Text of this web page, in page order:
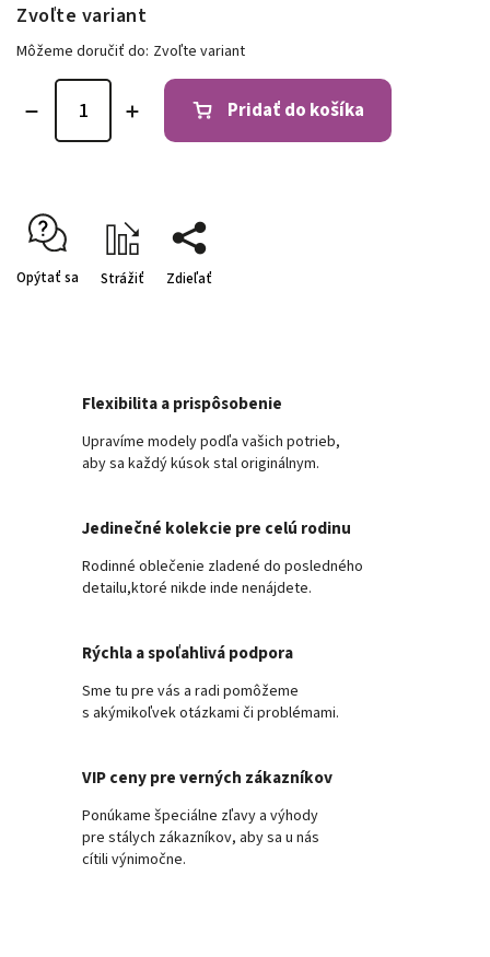
Zvoľte variant
Môžeme doručiť do: Zvoľte variant
Pridať do košíka
Opýtať sa Strážiť Zdieľať
Flexibilita a prispôsobenie
Upravíme modely podľa vašich potrieb,
aby sa každý kúsok stal originálnym.
Jedinečné kolekcie pre celú rodinu
Rodinné oblečenie zladené do posledného
detailu,ktoré nikde inde nenájdete.
Rýchla a spoľahlivá podpora
Sme tu pre vás a radi pomôžeme
s akýmikoľvek otázkami či problémami.
VIP ceny pre verných zákazníkov
Ponúkame špeciálne zľavy a výhody
pre stálych zákazníkov, aby sa u nás
cítili výnimočne.